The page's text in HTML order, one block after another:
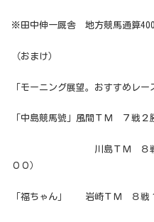
※田中伸一厩舎 地方競馬通算
（おまけ）
「モーニング展望。おすすめレ
「中島競馬號」風間ＴＭ ７
川島ＴＭ ８戦２勝
００）
「福ちゃん」 岩崎ＴＭ ８